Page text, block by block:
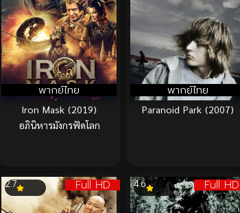
พากย์ไทย
Iron Mask (2019)
อภินิหารมังกรฟัดโลก
พากย์ไทย
Paranoid Park (2007)
Full HD
2.7 Full HD
4.6